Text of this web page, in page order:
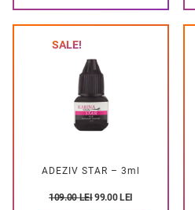
SALE!
ADEZIV STAR – 3ml
109.00LEI99.00 LEI